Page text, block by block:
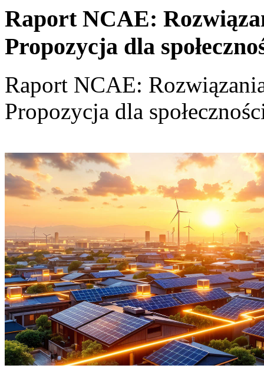
Raport NCAE:
Propozycja dla
Raport NCAE:
Propozycja dla